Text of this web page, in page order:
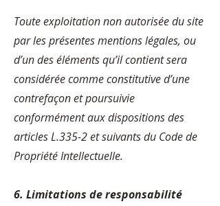
Toute exploitation non autorisée du site
par les présentes mentions légales, ou
d’un des éléments qu’il contient sera
considérée comme constitutive d’une
contrefaçon et poursuivie
conformément aux dispositions des
articles L.335-2 et suivants du Code de
Propriété Intellectuelle.
6. Limitations de responsabilité